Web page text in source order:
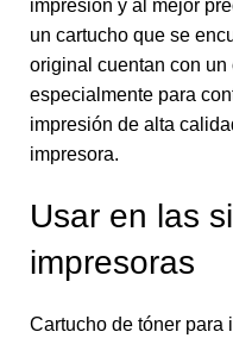
impresión y al mejor
un cartucho que se
original cuentan con
especialmente para
impresión de alta
impresora.
Usar en las
impresoras
Cartucho de tóner para